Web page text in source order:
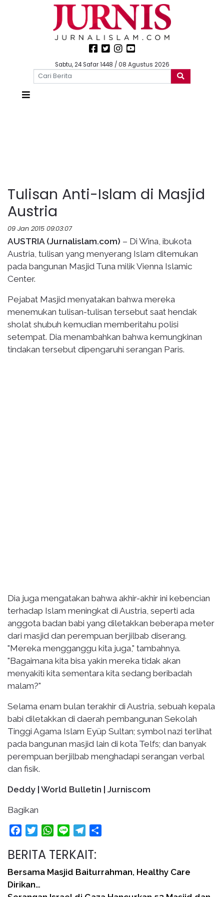
Sabtu, 24 Safar 1448 / 08 Agustus 2026
Tulisan Anti-Islam di Masjid
Austria
09 Jan 2015 09:03:07
AUSTRIA (Jurnalislam.com) – Di Wina, ibukota
Austria, tulisan yang menyerang Islam ditemukan
pada bangunan Masjid Tuna milik Vienna Islamic
Center.
Pejabat Masjid menyatakan bahwa mereka
menemukan tulisan-tulisan tersebut saat hendak
sholat shubuh kemudian memberitahu polisi
setempat. Dia menambahkan bahwa kemungkinan
tindakan tersebut dipengaruhi serangan Paris.
Dia juga mengatakan bahwa akhir-akhir ini kebencian
terhadap Islam meningkat di Austria, seperti ada
anggota badan babi yang diletakkan beberapa meter
dari masjid dan perempuan berjilbab diserang.
"Mereka mengganggu kita juga," tambahnya.
"Bagaimana kita bisa yakin mereka tidak akan
menyakiti kita sementara kita sedang beribadah
malam?"
Selama enam bulan terakhir di Austria, sebuah kepala
babi diletakkan di daerah pembangunan Sekolah
Tinggi Agama Islam Eyüp Sultan; symbol nazi terlihat
pada bangunan masjid lain di kota Telfs; dan banyak
perempuan berjilbab menghadapi serangan verbal
dan fisik.
Deddy | World Bulletin | Jurniscom
Bagikan
FacebookTwitterWhatsApp
Line Telegram
BERITA TERKAIT:
Bersama Masjid Baiturrahman, Healthy Care
Dirikan…